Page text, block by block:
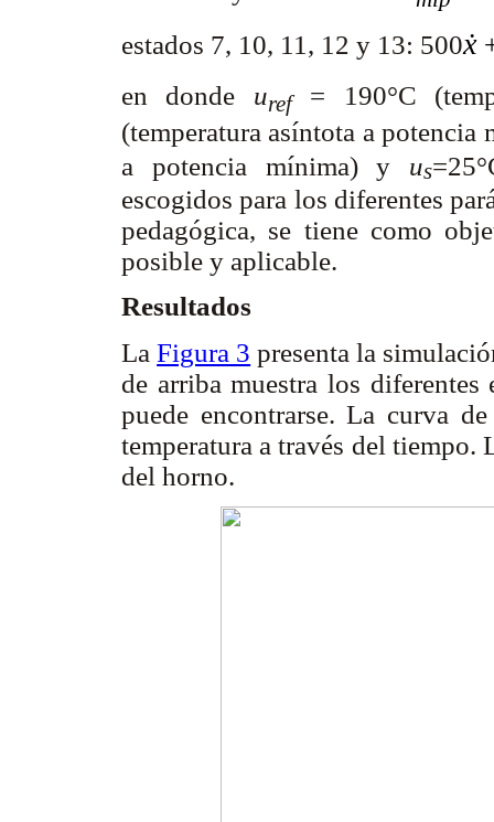
estados 7, 10, 11, 12 y 13: 500ẋ
en donde uref= 190°C
(temperatura asíntota a potencia
a potencia mínima) y us
escogidos para los diferentes
pedagógica, se tiene como
posible y aplicable.
Resultados
LaFigura 3 presenta la
de arriba muestra los diferentes
puede encontrarse. La curva
temperatura a través del tiempo.
del horno.